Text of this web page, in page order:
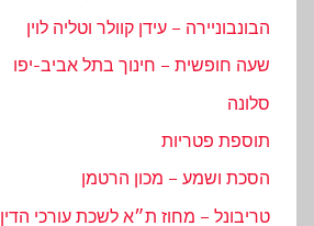
הבונבוניירה – עידן קוולר וטליה לוין
שעה חופשית – חינוך בתל אביב-יפו
סלונה
תוספת פטריות
הסכת ושמע – מכון הרטמן
טריבונל – מחוז ת״א לשכת עורכי הדין